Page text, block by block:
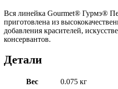
Вся линейка Gourmet® Гурмэ®
приготовлена из
добавления красителей,
консервантов.
Детали
Вес 0.075 кг